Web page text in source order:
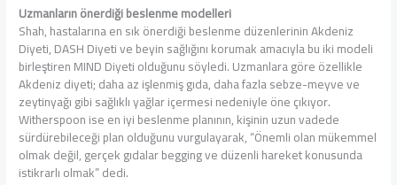
Uzmanların önerdiği beslenme modelleri
Shah, hastalarına en sık önerdiği beslenme düzenlerinin Akdeniz
Diyeti, DASH Diyeti ve beyin sağlığını korumak amacıyla bu iki modeli
birleştiren MIND Diyeti olduğunu söyledi. Uzmanlara göre özellikle
Akdeniz diyeti; daha az işlenmiş gıda, daha fazla sebze-meyve ve
zeytinyağı gibi sağlıklı yağlar içermesi nedeniyle öne çıkıyor.
Witherspoon ise en iyi beslenme planının, kişinin uzun vadede
sürdürebileceği plan olduğunu vurgulayarak, “Önemli olan mükemmel
olmak değil, gerçek gıdalar begging ve düzenli hareket konusunda
istikrarlı olmak” dedi.